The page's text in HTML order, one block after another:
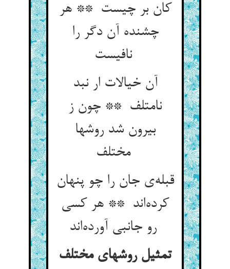
کان بر چیست ** هر
چشنده آن دگر را
نافیست
آن خیالات ار نبد
نامتلف ** چون ز
بیرون شد روشها
مختلف
قبله‌ی جان را چو پنهان
کرده‌اند ** هر کسی
تمثیل روشهای مختلف